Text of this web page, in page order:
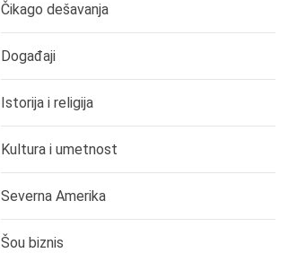
Čikago dešavanja
Događaji
Istorija i religija
Kultura i umetnost
Severna Amerika
Šou biznis